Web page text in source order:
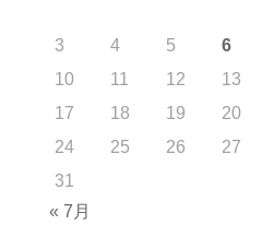
3
4 5 6
10
11 12 13
17
18 19 20
24
25 26 27
31
« 7月